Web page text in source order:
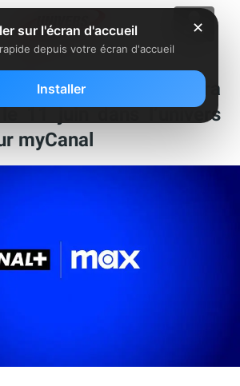
: Max (HBO) sera
11 juin dans l’univers
myCanal
✕
sur l'écran d'accueil
depuis votre écran d'accueil
Installer